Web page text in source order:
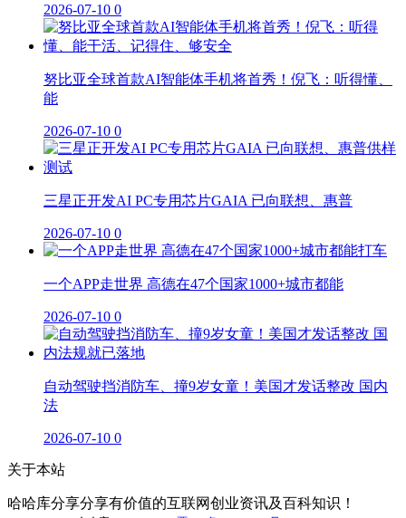
2026-07-10 0
努比亚全球首款AI智能体手机将首秀！倪飞：听得懂、
能
2026-07-10 0
三星正开发AI PC专用芯片GAIA 已向联想、惠普
2026-07-10 0
一个APP走世界 高德在47个国家1000+城市都能
2026-07-10 0
自动驾驶挡消防车、撞9岁女童！美国才发话整改 国内
法
2026-07-10 0
关于本站
哈哈库分享分享有价值的互联网创业资讯及百科知识！